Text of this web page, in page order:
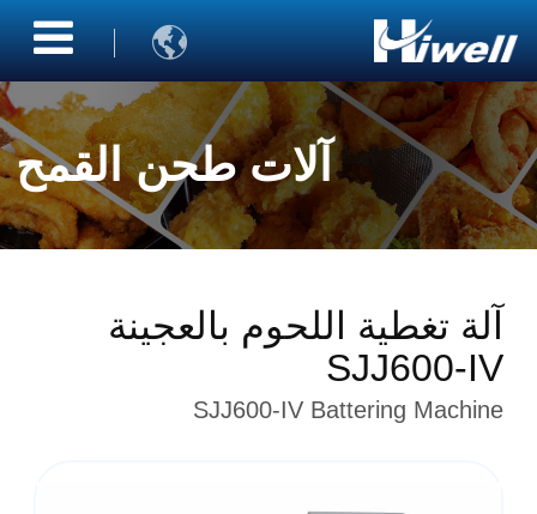

آلات طحن القمح
آلة تغطية اللحوم بالعجينة
SJJ600-IV
SJJ600-IV Battering Machine